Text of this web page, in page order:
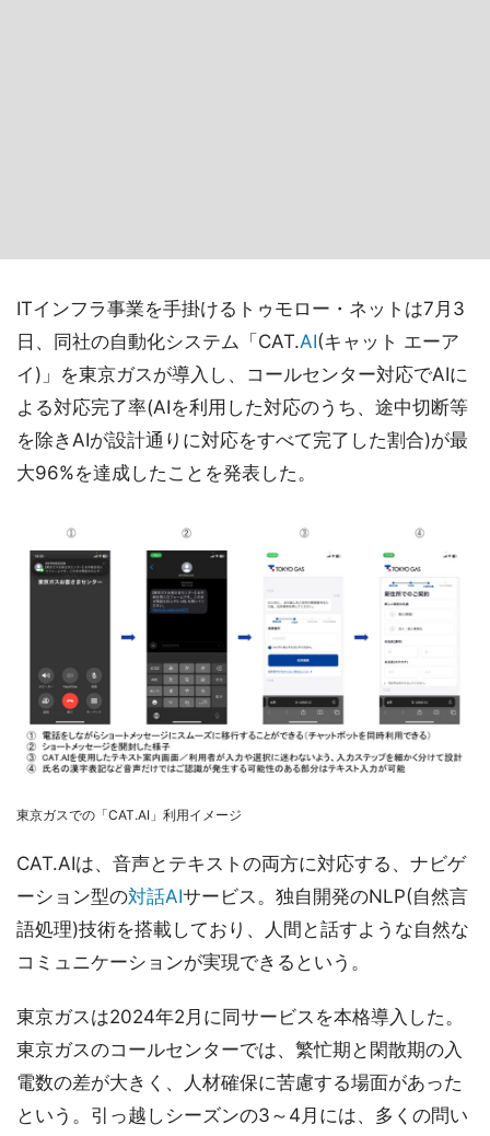
ITインフラ事業を手掛けるトゥモロー・ネットは7月3
日、同社の自動化システム「CAT.AI(キャット エーア
イ)」を東京ガスが導入し、コールセンター対応でAIに
よる対応完了率(AIを利用した対応のうち、途中切断等
を除きAIが設計通りに対応をすべて完了した割合)が最
大96%を達成したことを発表した。
東京ガスでの「CAT.AI」利用イメージ
CAT.AIは、音声とテキストの両方に対応する、ナビゲ
ーション型の対話AIサービス。独自開発のNLP(自然言
語処理)技術を搭載しており、人間と話すような自然な
コミュニケーションが実現できるという。
東京ガスは2024年2月に同サービスを本格導入した。
東京ガスのコールセンターでは、繁忙期と閑散期の入
電数の差が大きく、人材確保に苦慮する場面があった
という。引っ越しシーズンの3～4月には、多くの問い